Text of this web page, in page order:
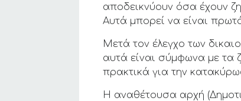
αποδεικνύουν όσα έχουν
Αυτά μπορεί να είναι
Μετά τον έλεγχο των
αυτά είναι σύμφωνα με τα
πρακτικά για την
Η αναθέτουσα αρχή